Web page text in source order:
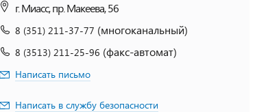
г. Миасс, пр. Макеева, 56
8 (351) 211-37-77 (многоканальный)
8 (3513) 211-25-96 (факс-автомат)
Написать письмо
Написать в службу безопасности